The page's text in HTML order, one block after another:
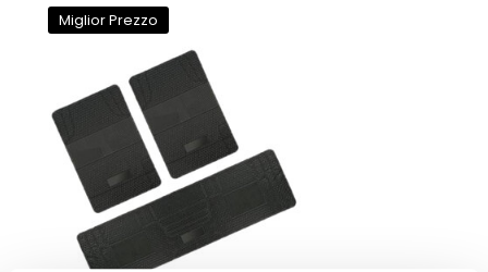
Miglior Prezzo